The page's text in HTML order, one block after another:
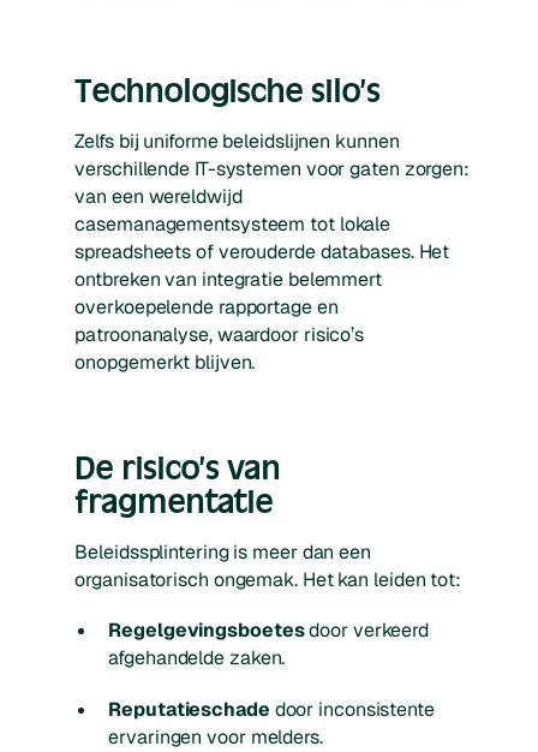
Technologische silo’s
Zelfs bij uniforme beleidslijnen kunnen
verschillende IT-systemen voor gaten zorgen:
van een wereldwijd
casemanagementsysteem tot lokale
spreadsheets of verouderde databases. Het
ontbreken van integratie belemmert
overkoepelende rapportage en
patroonanalyse, waardoor risico’s
onopgemerkt blijven.
De risico’s van
fragmentatie
Beleidssplintering is meer dan een
organisatorisch ongemak. Het kan leiden tot:
Regelgevingsboetesdoor verkeerd
afgehandelde zaken.
Reputatieschade door inconsistente
ervaringen voor melders.